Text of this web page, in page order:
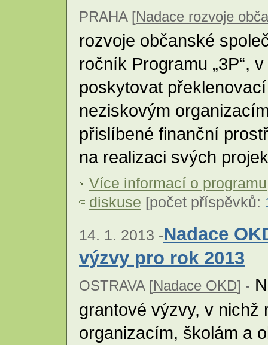
PRAHA [Nadace rozvoje
rozvoje občanské
ročník Programu „3P“,
poskytovat
neziskovým
přislíbené finanční
na realizaci svých
Více informací o programu
diskuse [počet příspěvků:
14. 1. 2013 -Nadace
výzvy pro rok 2013
OSTRAVA [Nadace OKD] -
grantové výzvy, v nichž
organizacím, školám a